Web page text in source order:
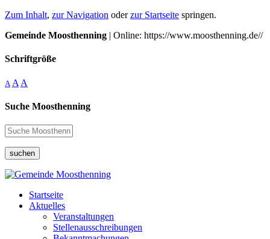
Zum Inhalt, zur Navigation oderzur Startseite springen.
Gemeinde Moosthenning | Online: https://www.moosthenning.de//
Schriftgröße
A A A
Suche Moosthenning
suchen
Startseite
Aktuelles
Veranstaltungen
Stellenausschreibungen